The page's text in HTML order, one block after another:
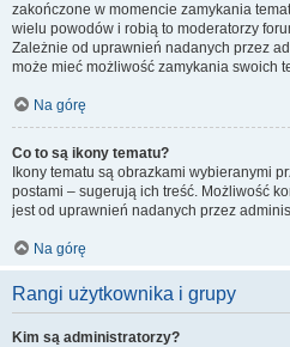
zakończone w momencie zamykania
wielu powodów i robią to moderatorzy
Zależnie od uprawnień nadanych przez
może mieć możliwość zamykania swoich
Na górę
Co to są ikony tematu?
Ikony tematu są obrazkami wybieranymi
postami – sugerują ich treść. Możliwość
jest od uprawnień nadanych przez
Na górę
Rangi użytkownika i grupy
Kim są administratorzy?